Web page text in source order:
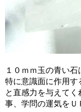
１０ｍｍ玉の青い
特に意識面に作用す
と直感力を与えて
事、学問の運気をＵ